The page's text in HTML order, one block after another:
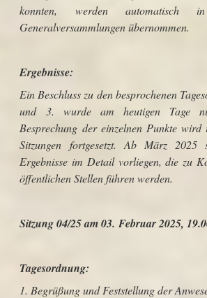
konnten, werden automatisch
Generalversammlungen übernommen.
Ergebnisse:
Ein Beschluss zu den besprochenen
und 3. wurde am heutigen Tage
Besprechung der einzelnen Punkte wird
Sitzungen fortgesetzt. Ab März 2025
Ergebnisse im Detail vorliegen, die zu
öffentlichen Stellen führen werden.
Sitzung 04/25 am 03. Februar 2025,
Tagesordnung:
1. Begrüßung und Feststellung der